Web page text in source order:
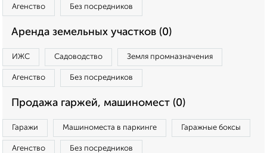
Агенство Без посредников
Аренда земельных участков (0)
ИЖС Садоводство Земля промназначения
Агенство Без посредников
Продажа гаржей, машиномест (0)
Гаражи Машиноместа в паркинге Гаражные боксы
Агенство Без посредников